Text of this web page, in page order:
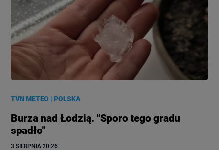
TVN METEO |POLSKA
Burza nad Łodzią. "Sporo tego gradu
spadło"
3 SIERPNIA 20:26